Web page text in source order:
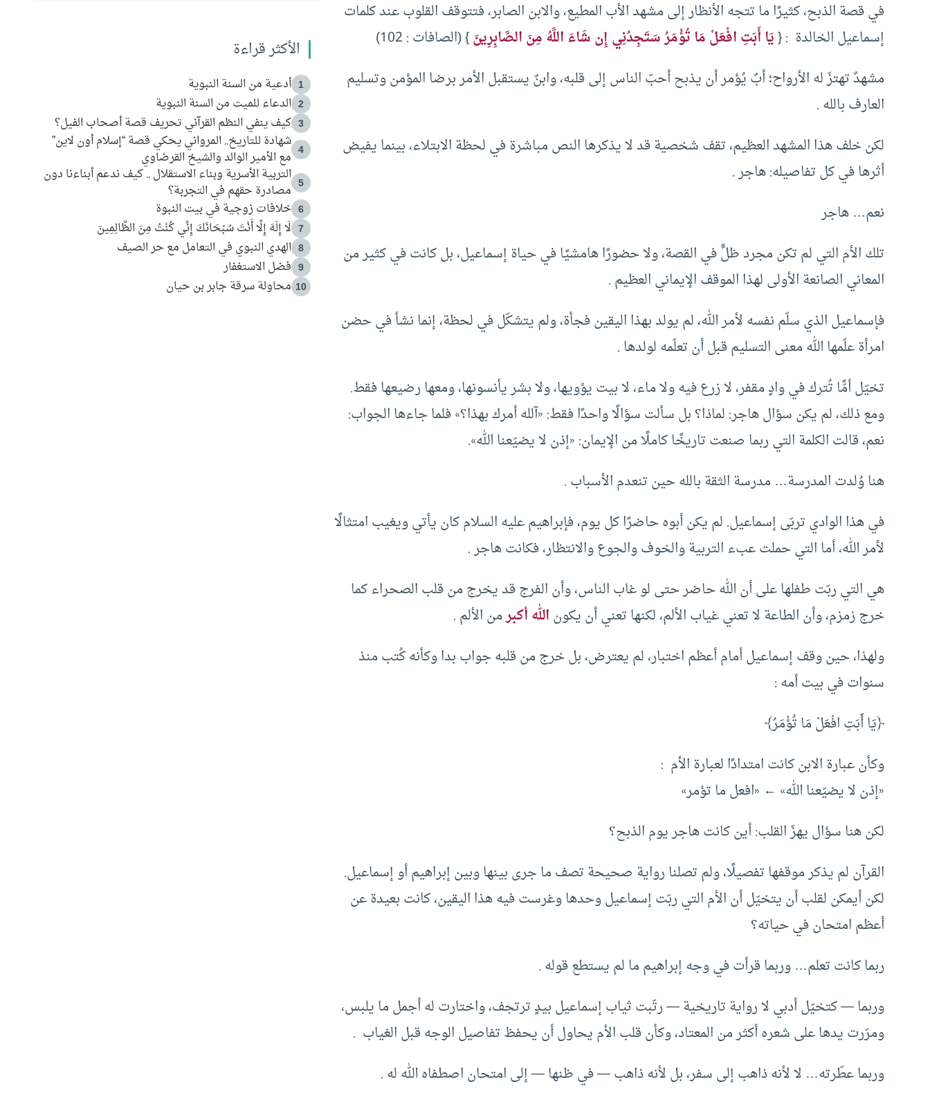
في قصة الذبح، كثيرًا ما تتجه الأنظار إلى مشهد الأب المطيع، والابن الصابر، فتتوقف القلوب عند كلمات
إسماعيل الخالدة : {يَا أَبَتِ افْعَلْ مَا تُؤْمَرُ سَتَجِدُنِي إِن شَاءَ اللَّهُ مِنَ الصَّابِرِينَ} (الصافات : 102)
مشهدٌ تهتزّ له الأرواح؛ أبٌ يُؤمر أن يذبح أحبّ الناس إلى قلبه، وابنٌ يستقبل الأمر برضا المؤمن وتسليم
العارف بالله .
لكن خلف هذا المشهد العظيم، تقف شخصية قد لا يذكرها النص مباشرة في لحظة الابتلاء، بينما يفيض
أثرها في كل تفاصيله: هاجر .
نعم… هاجر
تلك الأم التي لم تكن مجرد ظلٍّ في القصة، ولا حضورًا هامشيًا في حياة إسماعيل، بل كانت في كثير من
المعاني الصانعة الأولى لهذا الموقف الإيماني العظيم .
فإسماعيل الذي سلّم نفسه لأمر الله، لم يولد بهذا اليقين فجأة، ولم يتشكّل في لحظة، إنما نشأ في حضن
امرأة علّمها الله معنى التسليم قبل أن تعلّمه لولدها .
تخيّل أمًّا تُترك في وادٍ مقفر، لا زرع فيه ولا ماء، لا بيت يؤويها، ولا بشر يأنسونها، ومعها رضيعها فقط.
ومع ذلك، لم يكن سؤال هاجر: لماذا؟ بل سألت سؤالًا واحدًا فقط: «آلله أمرك بهذا؟» فلما جاءها الجواب:
نعم، قالت الكلمة التي ربما صنعت تاريخًا كاملًا من الإيمان: «إذن لا يضيّعنا الله».
هنا وُلدت المدرسة… مدرسة الثقة بالله حين تنعدم الأسباب .
في هذا الوادي تربّى إسماعيل. لم يكن أبوه حاضرًا كل يوم، فإبراهيم عليه السلام كان يأتي ويغيب امتثالًا
لأمر الله، أما التي حملت عبء التربية والخوف والجوع والانتظار، فكانت هاجر .
هي التي ربّت طفلها على أن الله حاضر حتى لو غاب الناس، وأن الفرج قد يخرج من قلب الصحراء كما
خرج زمزم، وأن الطاعة لا تعني غياب الألم، لكنها تعني أن يكونالله أكبرمن الألم .
ولهذا، حين وقف إسماعيل أمام أعظم اختبار، لم يعترض، بل خرج من قلبه جواب بدا وكأنه كُتب منذ
سنوات في بيت أمه :
﴿يَا أَبَتِ افْعَلْ مَا تُؤْمَرُ﴾
وكأن عبارة الابن كانت امتدادًا لعبارة الأم :
«إذن لا يضيّعنا الله» ← «افعل ما تؤمر»
لكن هنا سؤال يهزّ القلب: أين كانت هاجر يوم الذبح؟
القرآن لم يذكر موقفها تفصيلًا، ولم تصلنا رواية صحيحة تصف ما جرى بينها وبين إبراهيم أو إسماعيل.
لكن أيمكن لقلب أن يتخيّل أن الأم التي ربّت إسماعيل وحدها وغرست فيه هذا اليقين، كانت بعيدة عن
أعظم امتحان في حياته؟
ربما كانت تعلم… وربما قرأت في وجه إبراهيم ما لم يستطع قوله .
وربما — كتخيّل أدبي لا رواية تاريخية — رتّبت ثياب إسماعيل بيدٍ ترتجف، واختارت له أجمل ما يلبس،
ومرّرت يدها على شعره أكثر من المعتاد، وكأن قلب الأم يحاول أن يحفظ تفاصيل الوجه قبل الغياب .
وربما عطّرته… لا لأنه ذاهب إلى سفر، بل لأنه ذاهب — في ظنها — إلى امتحان اصطفاه الله له .
الأكثر قراءة
1 أدعية من السنة النبوية
2 الدعاء للميت من السنة النبوية
3 كيف ينفي النظم القرآني تحريف قصة أصحاب الفيل؟
4
شهادة للتاريخ.. المرواني يحكي قصة “إسلام أون لاين”
مع الأمير الوالد والشيخ القرضاوي
5
التربية الأسرية وبناء الاستقلال .. كيف ندعم أبناءنا دون
مصادرة حقهم في التجربة؟
6 خلافات زوجية في بيت النبوة
7 لَا إِلَهَ إِلَّا أَنْتَ سُبْحَانَكَ إِنِّي كُنْتُ مِنَ الظَّالِمِينَ
8 الهدي النبوي في التعامل مع حر الصيف
9 فضل الاستغفار
10 محاولة سرقة جابر بن حيان